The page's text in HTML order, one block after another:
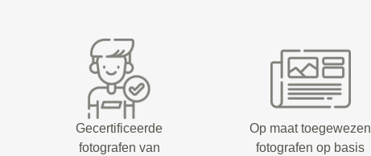
Gecertificeerde
fotografen van
Op maat toegewezen
fotografen op basis